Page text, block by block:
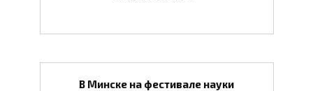
В Минске на фестивале науки